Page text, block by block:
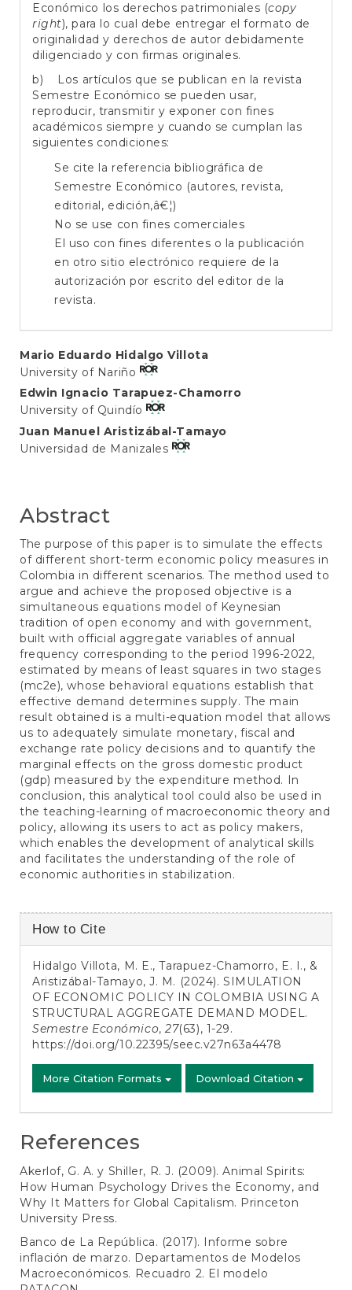
Económico los derechos patrimoniales (copy
right), para lo cual debe entregar el formato de
originalidad y derechos de autor debidamente
diligenciado y con firmas originales.
b) Los artículos que se publican en la revista
Semestre Económico se pueden usar,
reproducir, transmitir y exponer con fines
académicos siempre y cuando se cumplan las
siguientes condiciones:
Se cite la referencia bibliográfica de
Semestre Económico (autores, revista,
editorial, edición,â€¦)
No se use con fines comerciales
El uso con fines diferentes o la publicación
en otro sitio electrónico requiere de la
autorización por escrito del editor de la
revista.
Main
Article
Content
Mario Eduardo Hidalgo Villota
University of Nariño
Edwin Ignacio Tarapuez-Chamorro
University of Quindío
Juan Manuel Aristizábal-Tamayo
Universidad de Manizales
Abstract
The purpose of this paper is to simulate the effects
of different short-term economic policy measures in
Colombia in different scenarios. The method used to
argue and achieve the proposed objective is a
simultaneous equations model of Keynesian
tradition of open economy and with government,
built with official aggregate variables of annual
frequency corresponding to the period 1996-2022,
estimated by means of least squares in two stages
(mc2e), whose behavioral equations establish that
effective demand determines supply. The main
result obtained is a multi-equation model that allows
us to adequately simulate monetary, fiscal and
exchange rate policy decisions and to quantify the
marginal effects on the gross domestic product
(gdp) measured by the expenditure method. In
conclusion, this analytical tool could also be used in
the teaching-learning of macroeconomic theory and
policy, allowing its users to act as policy makers,
which enables the development of analytical skills
and facilitates the understanding of the role of
economic authorities in stabilization.
Article
Details
How to Cite
Hidalgo Villota, M. E., Tarapuez-Chamorro, E. I., &
Aristizábal-Tamayo, J. M. (2024). SIMULATION
OF ECONOMIC POLICY IN COLOMBIA USING A
STRUCTURAL AGGREGATE DEMAND MODEL.
Semestre Económico,27(63), 1-29.
https://doi.org/10.22395/seec.v27n63a4478
More Citation Formats Download Citation
References
Akerlof, G. A. y Shiller, R. J. (2009). Animal Spirits:
How Human Psychology Drives the Economy, and
Why It Matters for Global Capitalism. Princeton
University Press.
Banco de La República. (2017). Informe sobre
inflación de marzo. Departamentos de Modelos
Macroeconómicos. Recuadro 2. El modelo